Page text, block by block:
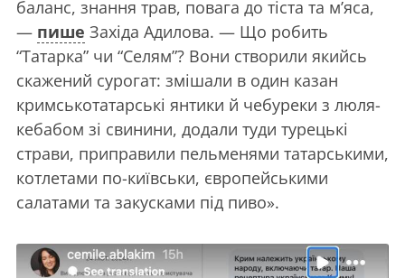
баланс, знання трав, повага до тіста та м’яса,
— пише Західа Адилова. — Що робить
“Татарка” чи “Селям”? Вони створили якийсь
скажений сурогат: змішали в один казан
кримськотатарські янтики й чебуреки з люля-
кебабом зі свинини, додали туди турецькі
страви, приправили пельменями татарськими,
котлетами по-київськи, європейськими
салатами та закусками під пиво».